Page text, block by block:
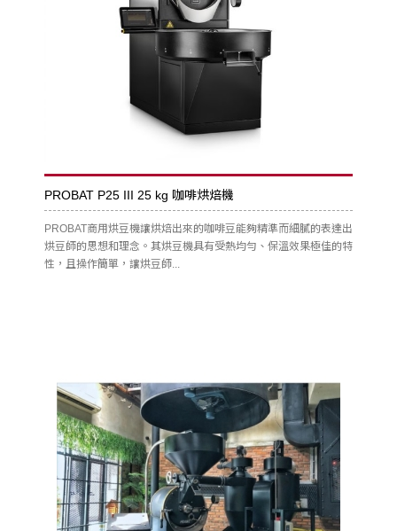
PROBAT P25 III 25 kg 咖啡烘焙機
PROBAT商用烘豆機讓烘焙出來的咖啡豆能夠精準而細膩的表達出
烘豆師的思想和理念。其烘豆機具有受熱均勻、保溫效果極佳的特
性，且操作簡單，讓烘豆師...